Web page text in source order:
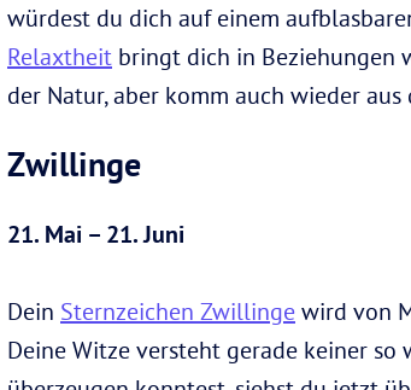
würdest du dich auf einem
Relaxtheit bringt dich in Beziehungen
der Natur, aber komm auch wieder aus
Zwillinge
21. Mai – 21. Juni
Dein Sternzeichen Zwillinge wird von
Deine Witze versteht gerade keiner